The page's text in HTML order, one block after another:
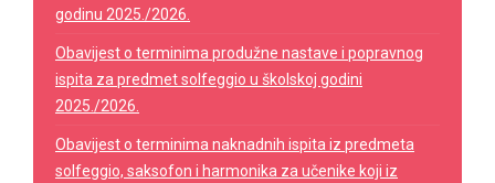
godinu 2025./2026.
Obavijest o terminima produžne nastave i popravnog
ispita za predmet solfeggio u školskoj godini
2025./2026.
Obavijest o terminima naknadnih ispita iz predmeta
solfeggio, saksofon i harmonika za učenike koji iz